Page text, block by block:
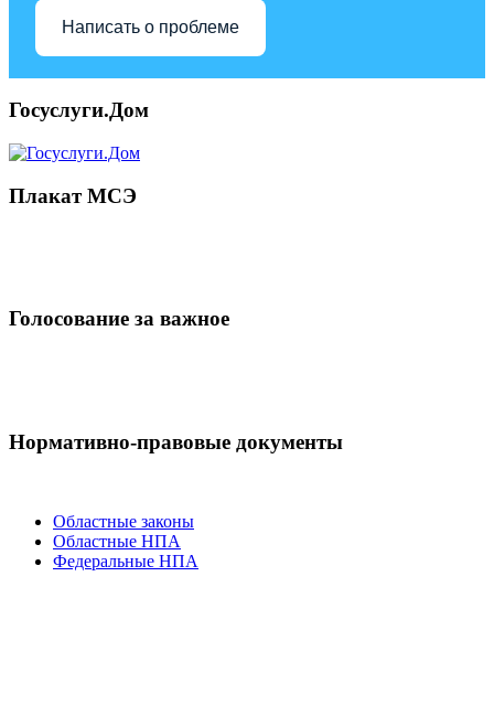
Написать о проблеме
Госуслуги.Дом
Плакат МСЭ
Голосование за важное
Нормативно-правовые документы
Областные законы
Областные НПА
Федеральные НПА